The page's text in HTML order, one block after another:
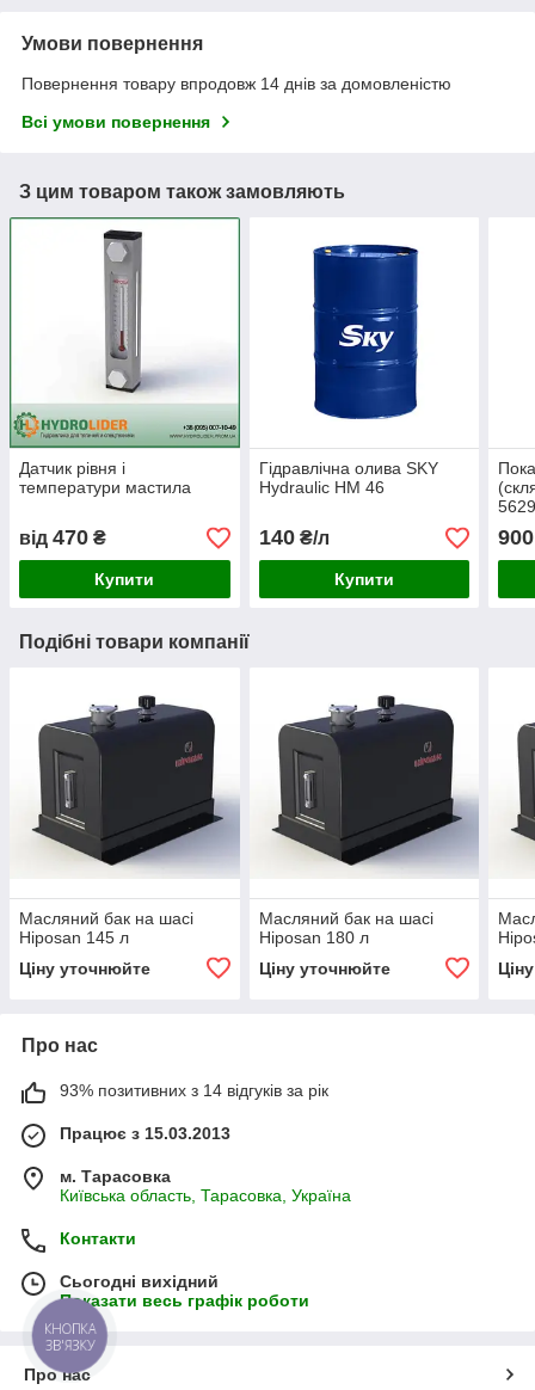
Умови повернення
Повернення товару впродовж 14 днів за домовленістю
Всі умови повернення
З цим товаром також замовляють
Датчик рівня і
температури мастила
від 470 ₴
Купити
Гідравлічна олива SKY
Hydraulic HM 46
140₴/л
Купити
900
Подібні товари компанії
Масляний бак на шасі
Hiposan 145 л
Ціну уточнюйте
Масляний бак на шасі
Hiposan 180 л
Ціну уточнюйте
Про нас
93% позитивних з 14 відгуків за рік
Працює з 15.03.2013
м. Тарасовка
Київська область, Тарасовка, Україна
Контакти
Сьогодні вихідний
Показати весь графік роботи
Про нас
КНОПКА
ЗВ'ЯЗКУ